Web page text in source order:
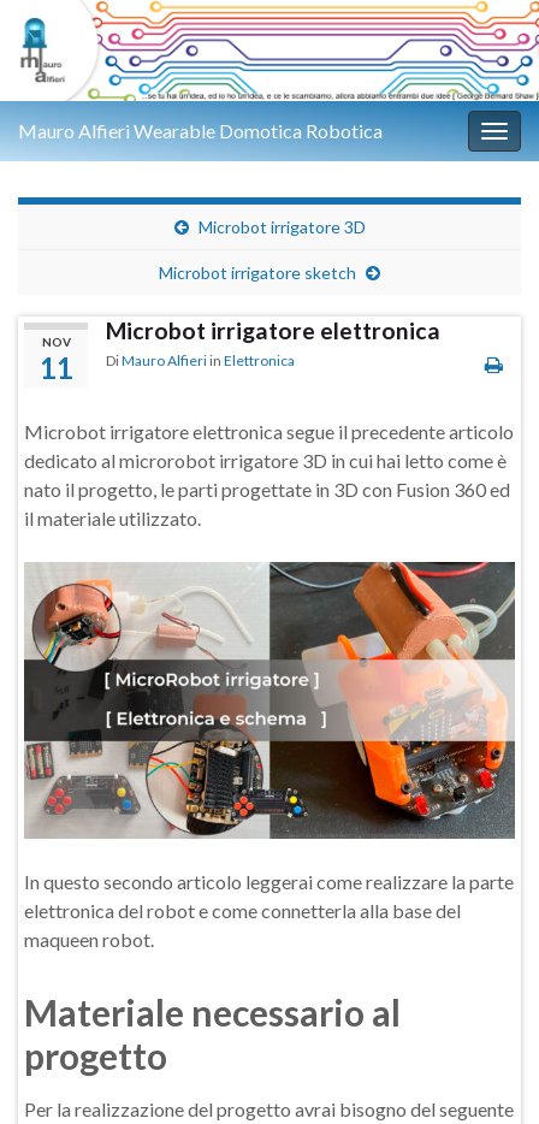
Mauro Alfieri Wearable Domotica Robotica
Microbot irrigatore 3D
Microbot irrigatore sketch
NOV
11
Microbot irrigatore elettronica
DiMauro Alfieri in Elettronica
Microbot irrigatore elettronica segue il precedente articolo
dedicato al microrobot irrigatore 3D in cui hai letto come è
nato il progetto, le parti progettate in 3D con Fusion 360 ed
il materiale utilizzato.
In questo secondo articolo leggerai come realizzare la parte
elettronica del robot e come connetterla alla base del
maqueen robot.
Materiale necessario al
progetto
Per la realizzazione del progetto avrai bisogno del seguente